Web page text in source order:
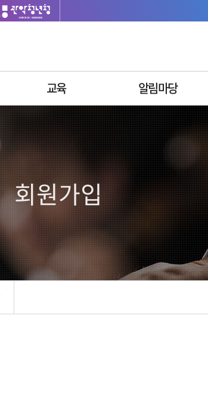
교육
싱글벙글교육센터
알림마당
재단소식
사업공고
입찰공고
채용정보
질문과답변
자주묻는질문
회원가입